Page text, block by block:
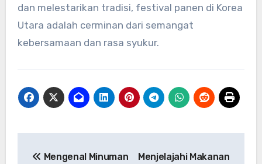
dan melestarikan tradisi, festival panen di Korea
Utara adalah cerminan dari semangat
kebersamaan dan rasa syukur.
Mengenal Minuman
Menjelajahi Makanan